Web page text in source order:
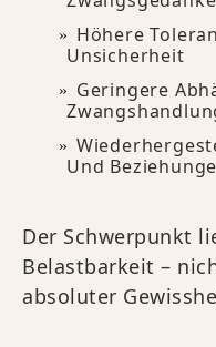
Höhere
Unsicherheit
Geringere
Und
Der Schwerpunkt
Belastbarkeit –
absoluter